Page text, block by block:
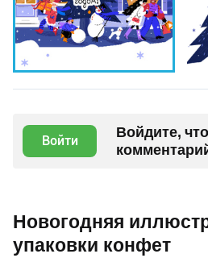
Войти
Войдите,
Новогодняя
упаковки конфет